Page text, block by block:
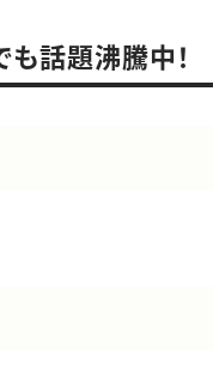
も話題沸騰中！